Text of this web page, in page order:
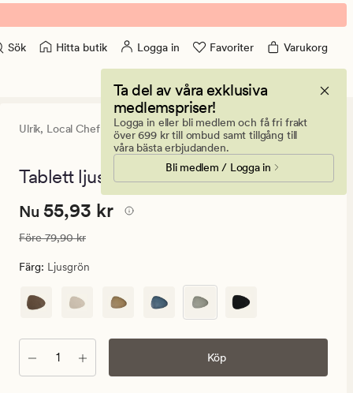
Sök Hitta butik Logga in Favoriter Varukorg
Ta del av våra exklusiva
medlemspriser!
Logga in eller bli medlem och få fri frakt
över 699 kr till ombud samt tillgång till
våra bästa erbjudanden.
Bli medlem / Logga in
Ulrik, Local Chef
140
omdömen
med
ett
betyg
4.5 (140)
Tablett ljusgrön - 32x40 cm
Nuvarande
55,93
kr.
pris
kr
Nuvarande pris
Nu 55,93 kr
Ordinarie pris
Före79,90 kr
Färg: Ljusgrön
Antal Köp